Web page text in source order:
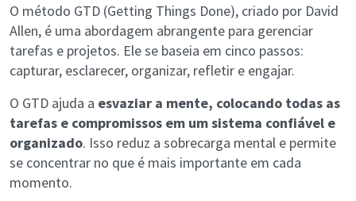
O método GTD (Getting Things Done), criado por David
Allen, é uma abordagem abrangente para gerenciar
tarefas e projetos. Ele se baseia em cinco passos:
capturar, esclarecer, organizar, refletir e engajar.
O GTD ajuda a esvaziar a mente, colocando todas as
tarefas e compromissos em um sistema confiável e
organizado. Isso reduz a sobrecarga mental e permite
se concentrar no que é mais importante em cada
momento.